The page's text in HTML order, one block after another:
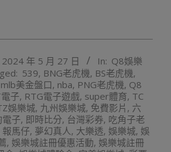
2024 年 5 月 27 日 In: Q8娛樂
539, BNG老虎機, BS老虎機,
mlb美金盤口, nba, PNG老虎機, Q8
子, RTG電子遊戲, super體育, TC
娛樂城, 九州娛樂城, 免費影片 , 六
子, 即時比分, 台灣彩券, 吃角子老
報馬仔, 夢幻真人, 大樂透, 娛樂城, 娛
, 娛樂城註冊優惠活動, 娛樂城註冊